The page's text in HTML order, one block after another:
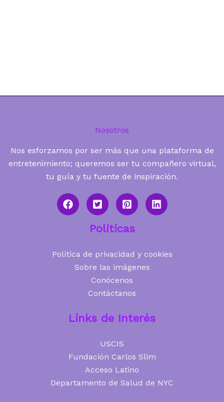
Nosotros
Nos esforzamos por ser más que una plataforma de
entretenimiento; queremos ser tu compañero virtual,
tu guía y tu fuente de inspiración.
Políticas
Política de privacidad y cookies
Sobre las imágenes
Conócenos
Contáctanos
Links de Interés
USCIS
Fundación Carlos Slim
Acceso Latino
Departamento de Salud de NYC